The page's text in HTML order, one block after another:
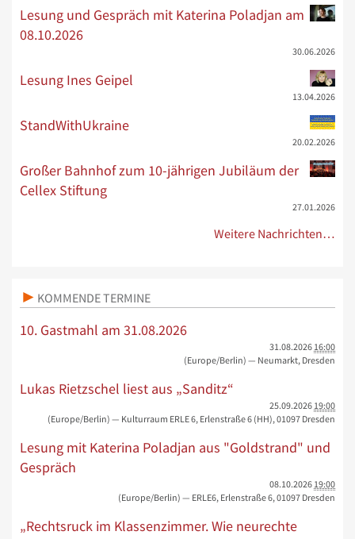
Lesung und Gespräch mit Katerina Poladjan am
08.10.2026
30.06.2026
Lesung Ines Geipel
13.04.2026
StandWithUkraine
20.02.2026
Großer Bahnhof zum 10-jährigen Jubiläum der
Cellex Stiftung
27.01.2026
Weitere Nachrichten…
KOMMENDE TERMINE
10. Gastmahl am 31.08.2026
31.08.2026 16:00
(Europe/Berlin) — Neumarkt, Dresden
Lukas Rietzschel liest aus „Sanditz“
25.09.2026 19:00
(Europe/Berlin) — Kulturraum ERLE 6, Erlenstraße 6 (HH), 01097 Dresden
Lesung mit Katerina Poladjan aus "Goldstrand" und
Gespräch
08.10.2026 19:00
(Europe/Berlin) — ERLE6, Erlenstraße 6, 01097 Dresden
„Rechtsruck im Klassenzimmer. Wie neurechte